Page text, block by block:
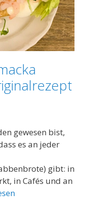
gewesen bist,
es an jeder
gibt: in
in Cafés und an